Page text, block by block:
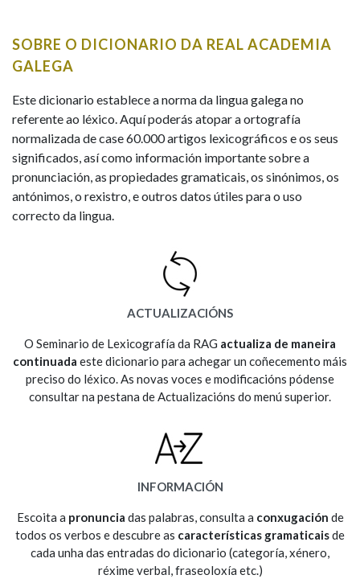
CASA-MUSEO EMILIA PARDO
HISTORIA
PRIMAVERA DAS LETRAS
PORTAL DAS PALABRAS
Comeza por
Remata por
Contén
Nos exemplos
Na fraseoloxía
Marcas gramaticais
SOBRE O DICIONARIO DA REAL ACADEMIA
GALEGA
Este dicionario establece a norma da lingua galega no
referente ao léxico. Aquí poderás atopar a ortografía
normalizada de case 60.000 artigos lexicográficos e os seus
significados, así como información importante sobre a
pronunciación, as propiedades gramaticais, os sinónimos, os
antónimos, o rexistro, e outros datos útiles para o uso
correcto da lingua.
ACTUALIZACIÓNS
O Seminario de Lexicografía da RAG actualiza de maneira
continuada este dicionario para achegar un coñecemento máis
preciso do léxico. As novas voces e modificacións pódense
consultar na pestana de Actualizacións do menú superior.
INFORMACIÓN
Escoita a pronuncia das palabras, consulta a conxugación de
todos os verbos e descubre as características gramaticaisde
cada unha das entradas do dicionario (categoría, xénero,
réxime verbal, fraseoloxía etc.)